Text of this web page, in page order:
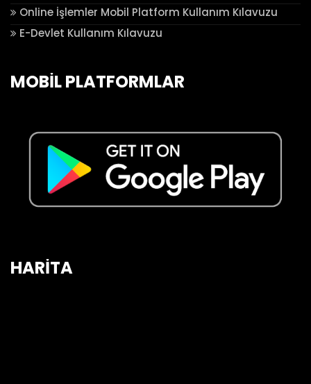
Online İşlemler Mobil Platform Kullanım Kılavuzu
E-Devlet Kullanım Kılavuzu
MOBİL PLATFORMLAR
HARİTA